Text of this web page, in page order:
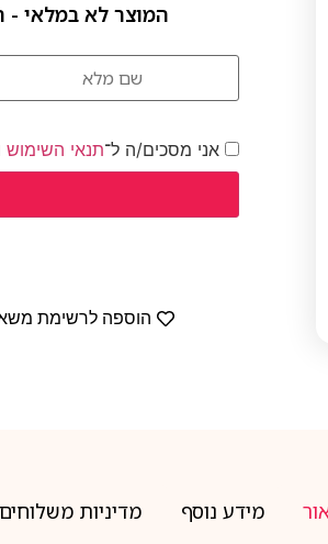
המוצר לא במלאי -
אני מסכים/ה ל־תנאי השימוש
הוספה לרשימת
מידע נוסף מדיניות משלוחים